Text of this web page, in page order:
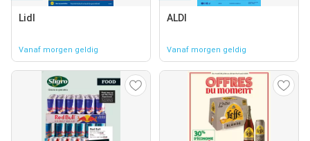
Lidl
Vanaf morgen geldig
ALDI
Vanaf morgen geldig